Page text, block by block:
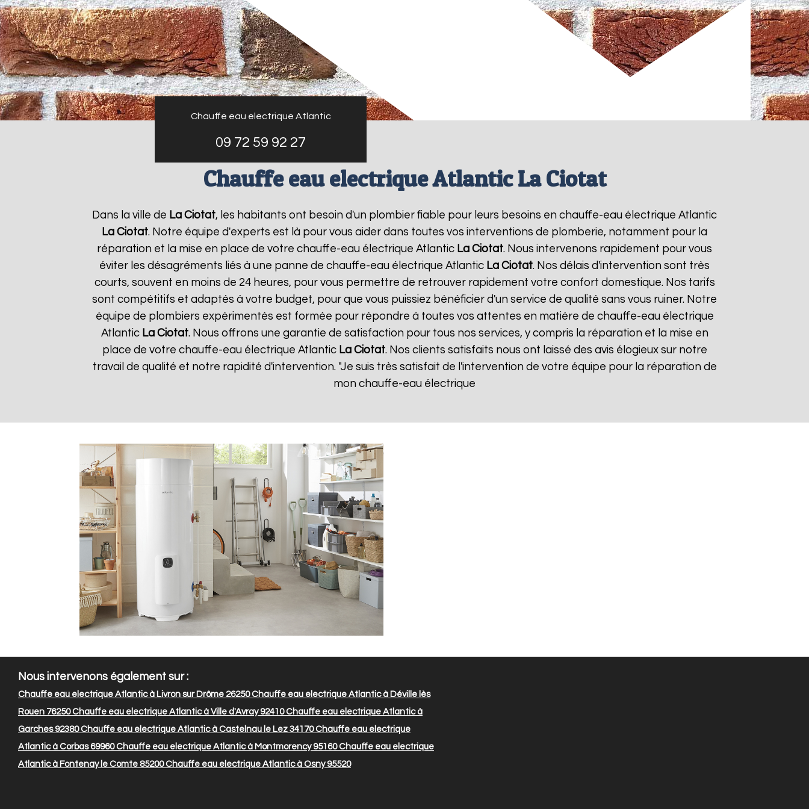
Chauffe eau electrique Atlantic
09 72 59 92 27
Chauffe eau electrique Atlantic La Ciotat
Dans la ville de La Ciotat, les habitants ont besoin d'un plombier fiable pour leurs besoins en chauffe-eau électrique Atlantic
La Ciotat. Notre équipe d'experts est là pour vous aider dans toutes vos interventions de plomberie, notamment pour la
réparation et la mise en place de votre chauffe-eau électrique Atlantic La Ciotat. Nous intervenons rapidement pour vous
éviter les désagréments liés à une panne de chauffe-eau électrique Atlantic La Ciotat. Nos délais d'intervention sont très
courts, souvent en moins de 24 heures, pour vous permettre de retrouver rapidement votre confort domestique. Nos tarifs
sont compétitifs et adaptés à votre budget, pour que vous puissiez bénéficier d'un service de qualité sans vous ruiner. Notre
équipe de plombiers expérimentés est formée pour répondre à toutes vos attentes en matière de chauffe-eau électrique
Atlantic La Ciotat. Nous offrons une garantie de satisfaction pour tous nos services, y compris la réparation et la mise en
place de votre chauffe-eau électrique Atlantic La Ciotat. Nos clients satisfaits nous ont laissé des avis élogieux sur notre
travail de qualité et notre rapidité d'intervention. "Je suis très satisfait de l'intervention de votre équipe pour la réparation de
mon chauffe-eau électrique
Nous intervenons également sur :
Chauffe eau electrique Atlantic à Livron sur Drôme 26250Chauffe eau electrique Atlantic à Déville lès
Rouen 76250Chauffe eau electrique Atlantic à Ville d'Avray 92410Chauffe eau electrique Atlantic à
Garches 92380Chauffe eau electrique Atlantic à Castelnau le Lez 34170Chauffe eau electrique
Atlantic à Corbas 69960Chauffe eau electrique Atlantic à Montmorency 95160Chauffe eau electrique
Atlantic à Fontenay le Comte 85200Chauffe eau electrique Atlantic à Osny 95520